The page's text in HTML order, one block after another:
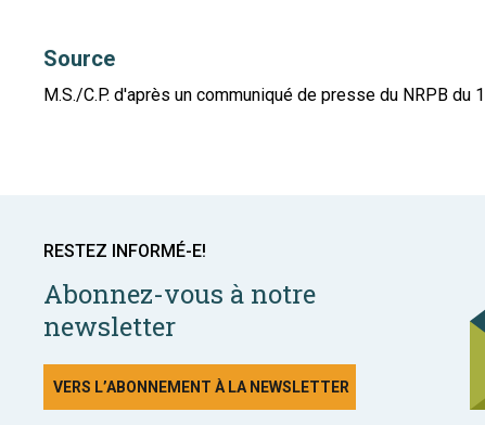
Source
M.S./C.P. d'après un communiqué de presse du NRPB du
RESTEZ INFORMÉ-E!
Abonnez-vous à notre
newsletter
VERS L’ABONNEMENT À LA NEWSLETTER